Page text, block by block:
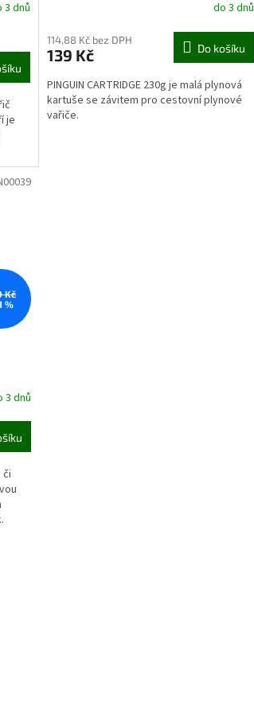
3 dnů
je
do 3 dnů
114,88 Kč bez DPH
139 Kč Do košíku
PINGUIN CARTRIDGE 230g je malá plynová
kartuše se závitem pro cestovní plynové
vařiče.
Kč
%
3 dnů
či